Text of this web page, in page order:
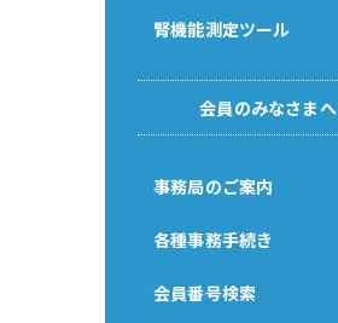
腎機能測定ツール
会員のみなさまへ
事務局のご案内
各種事務手続き
会員番号検索